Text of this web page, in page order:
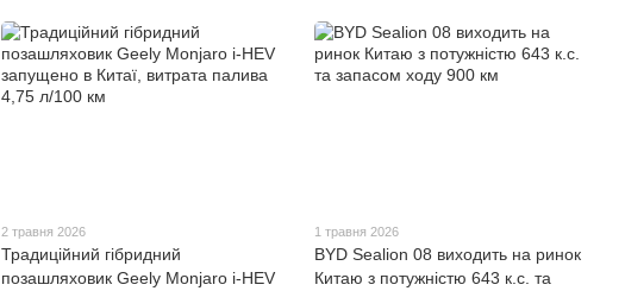
2 травня 2026
Традиційний гібридний
позашляховик Geely Monjaro i-HEV
1 травня 2026
BYD Sealion 08 виходить на ринок
Китаю з потужністю 643 к.с. та